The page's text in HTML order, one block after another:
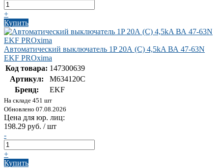
+
Купить
Автоматический выключатель 1P 20А (C) 4,5kA ВА 47-63N
EKF PROxima
Код товара: 147300639
Артикул:
M634120C
Бренд:
EKF
На складе 451 шт
Обновлено 07.08.2026
Цена для юр. лиц:
198.29 руб. / шт
-
+
Купить